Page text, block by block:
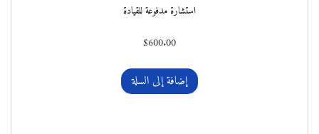
استشارة مدفوعة للقيادة
$600.00
إضافة إلى السلة